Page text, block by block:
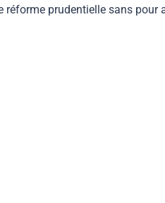
réforme prudentielle sans pour